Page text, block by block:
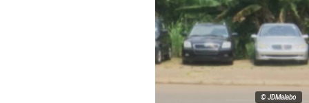
© JDMalabo